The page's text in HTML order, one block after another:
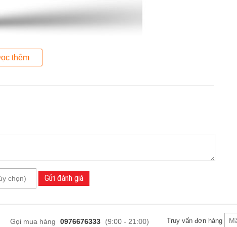
và GL753 có thiết kế giống nhau hoàn toàn chỉ khác nhau
GL753 (Cụ thể trong bài là GL753VE) có kích thước lớn
dùng ngay lần đầu tiên tiếp xúc chính là bề mặt nắp
phủ cao su mềm như thế hệ cũ. Logo ROG đặt giữa 2
phần gồm vỏ, màn hình và viền màn hình đều được ép
mà màn hình trở trên thiếu chắc chắn, lý do một phần là
thêm
Gửi đánh giá
Gọi mua hàng 0976676333 (9:00 - 21:00) Truy vấn đơn hàng